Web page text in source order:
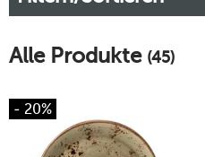
Alle Produkte (45)
- 20%